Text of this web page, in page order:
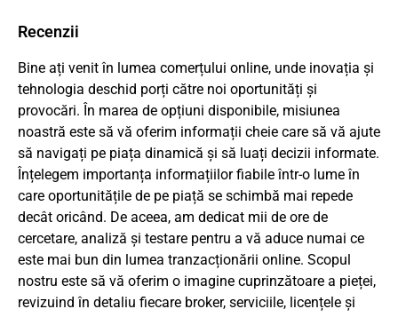
Recenzii
Bine ați venit în lumea comerțului online, unde inovația și
tehnologia deschid porți către noi oportunități și
provocări. În marea de opțiuni disponibile, misiunea
noastră este să vă oferim informații cheie care să vă ajute
să navigați pe piața dinamică și să luați decizii informate.
Înțelegem importanța informațiilor fiabile într-o lume în
care oportunitățile de pe piață se schimbă mai repede
decât oricând. De aceea, am dedicat mii de ore de
cercetare, analiză și testare pentru a vă aduce numai ce
este mai bun din lumea tranzacționării online. Scopul
nostru este să vă oferim o imagine cuprinzătoare a pieței,
revizuind în detaliu fiecare broker, serviciile, licențele și